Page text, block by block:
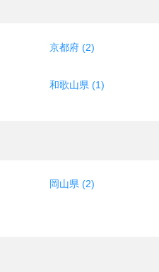
京都府 (2)
和歌山県 (1)
岡山県 (2)